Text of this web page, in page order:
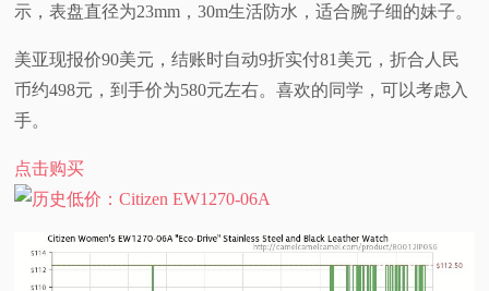
科
体
示，表盘直径为23mm，30m生活防水，适合腕子细的妹子。
美亚现报价90美元，结账时自动9折实付81美元，折合人民
币约498元，到手价为580元左右。喜欢的同学，可以考虑入
手。
点击购买